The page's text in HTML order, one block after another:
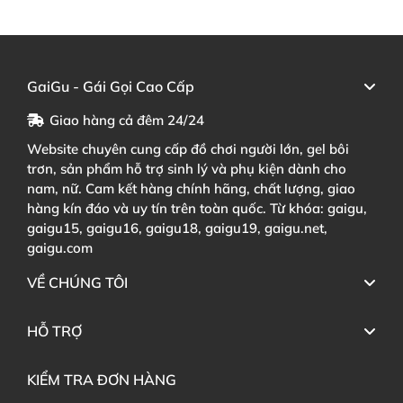
GaiGu - Gái Gọi Cao Cấp
Giao hàng cả đêm 24/24
Website chuyên cung cấp đồ chơi người lớn, gel bôi
trơn, sản phẩm hỗ trợ sinh lý và phụ kiện dành cho
nam, nữ. Cam kết hàng chính hãng, chất lượng, giao
hàng kín đáo và uy tín trên toàn quốc. Từ khóa: gaigu,
gaigu15, gaigu16, gaigu18, gaigu19, gaigu.net,
gaigu.com
VỀ CHÚNG TÔI
HỖ TRỢ
KIỂM TRA ĐƠN HÀNG